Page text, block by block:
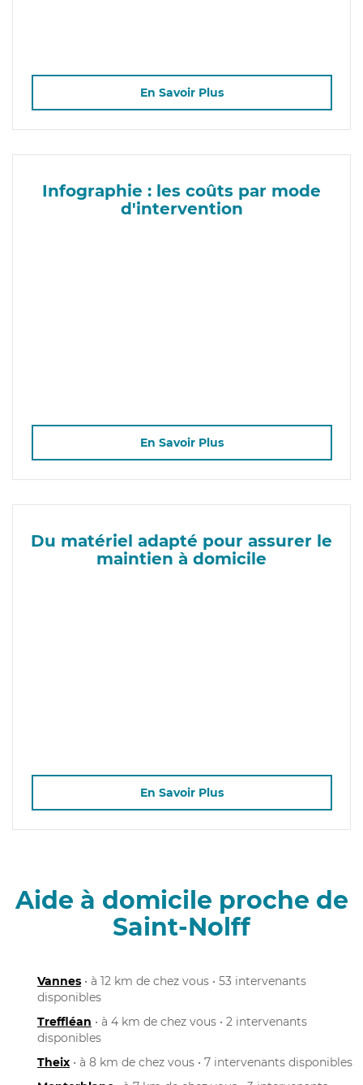
En Savoir Plus
Infographie : les coûts par mode
d'intervention
En Savoir Plus
Du matériel adapté pour assurer le
maintien à domicile
En Savoir Plus
Aide à domicile proche de
Saint-Nolff
Vannes • à 12 km de chez vous • 53 intervenants
disponibles
Treffléan • à 4 km de chez vous • 2 intervenants
disponibles
Theix • à 8 km de chez vous • 7 intervenants disponibles